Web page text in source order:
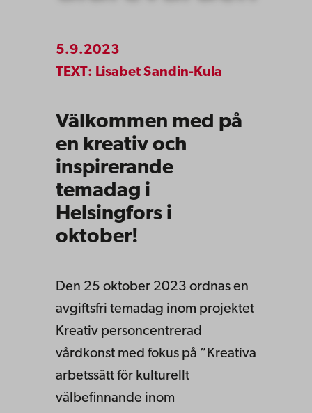
5.9.2023
TEXT: Lisabet Sandin-Kula
Välkommen med på
en kreativ och
inspirerande
temadag i
Helsingfors i
oktober!
Den 25 oktober 2023 ordnas en
avgiftsfri temadag inom projektet
Kreativ personcentrerad
vårdkonst med fokus på ”Kreativa
arbetssätt för kulturellt
välbefinnande inom